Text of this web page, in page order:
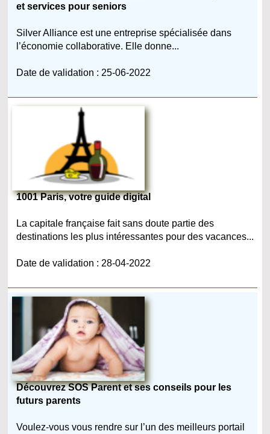
et services pour seniors
Silver Alliance est une entreprise spécialisée dans
l’économie collaborative. Elle donne...
Date de validation : 25-06-2022
1001 Paris, votre guide digital
La capitale française fait sans doute partie des
destinations les plus intéressantes pour des vacances...
Date de validation : 28-04-2022
Découvrez SOS Parent et ses conseils pour les
futurs parents
Voulez-vous vous rendre sur l’un des meilleurs portail